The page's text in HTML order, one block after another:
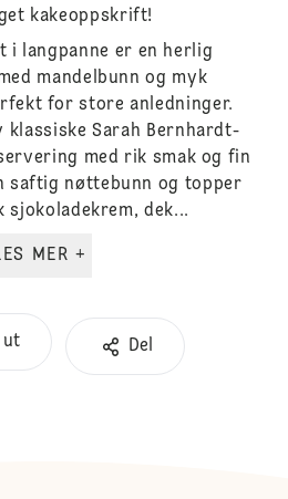
kakeoppskrift!
i langpanne er en herlig
mandelbunn og myk
for store anledninger.
klassiske Sarah Bernhardt-
med rik smak og fin
saftig nøttebunn og topper
sjokoladekrem, dek...
LES MER +
ut Del